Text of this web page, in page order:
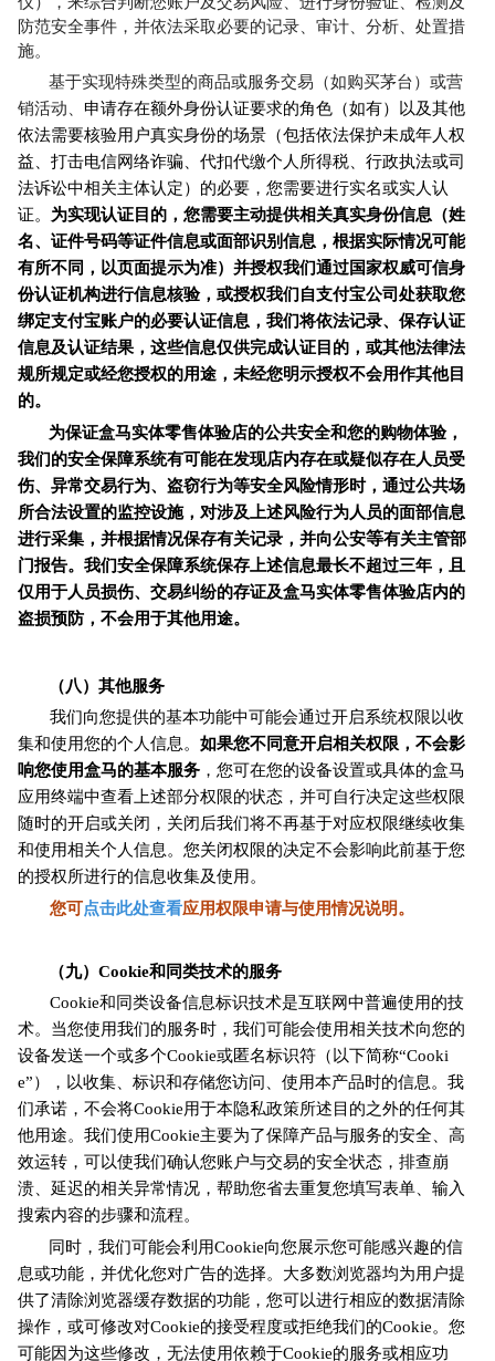
防范安全事件，并依法采取必要的记录、审计、分析、处置措
施。
基于实现特殊类型的商品或服务交易（如购买茅台）或营
销活动、 申请存在额外身份认证要求的角色（如有）以及其他
依法需要核验用户真实身份的场景（包括依法保护未成年人权
益、打击电信网络诈骗、代扣代缴个人所得税、行政执法或司
法诉讼中相关主体认定）的必要，您需要进行实名或实人认
证。 为实现认证目的，您需要主动提供相关真实身份信息（姓
名、证件号码等证件信息或面部识别信息，根据实际情况可能
有所不同，以页面提示为准）并授权我们通过国家权威可信身
份认证机构进行信息核验，或授权我们自支付宝公司处获取您
绑定支付宝账户的必要认证信息，我们将依法记录、保存认证
信息及认证结果，这些信息仅供完成认证目的，或其他法律法
规所规定或经您授权的用途，未经您明示授权不会用作其他目
的。
为保证盒马实体零售体验店的公共安全和您的购物体验，
我们的安全保障系统有可能在发现店内存在或疑似存在人员受
伤、异常交易行为、盗窃行为等安全风险情形时，通过公共场
所合法设置的监控设施，对涉及上述风险行为人员的面部信息
进行采集，并根据情况保存有关记录，并向公安等有关主管部
门报告。我们安全保障系统保存上述信息最长不超过三年，且
仅用于人员损伤、交易纠纷的存证及盒马实体零售体验店内的
盗损预防，不会用于其他用途。
（八）其他服务
我们向您提供的基本功能中可能会通过开启系统权限以收
集和使用您的个人信息。 如果您不同意开启相关权限，不会影
响您使用盒马的基本服务 ，您可在您的设备设置或具体的盒马
应用终端中查看上述部分权限的状态，并可自行决定这些权限
随时的开启或关闭，关闭后我们将不再基于对应权限继续收集
和使用相关个人信息。您关闭权限的决定不会影响此前基于您
的授权所进行的信息收集及使用。
您可点击此处查看应用权限申请与使用情况说明。
（九）Cookie和同类技术的服务
Cookie和同类设备信息标识技术是互联网中普遍使用的技
术。当您使用我们的服务时，我们可能会使用相关技术向您的
设备发送一个或多个Cookie或匿名标识符（以下简称“Cooki
e”），以收集、标识和存储您访问、使用本产品时的信息。我
们承诺，不会将Cookie用于本隐私政策所述目的之外的任何其
他用途。我们使用Cookie主要为了保障产品与服务的安全、高
效运转，可以使我们确认您账户与交易的安全状态，排查崩
溃、延迟的相关异常情况，帮助您省去重复您填写表单、输入
搜索内容的步骤和流程。
同时，我们可能会利用Cookie向您展示您可能感兴趣的信
息或功能，并优化您对广告的选择。大多数浏览器均为用户提
供了清除浏览器缓存数据的功能，您可以进行相应的数据清除
操作，或可修改对Cookie的接受程度或拒绝我们的Cookie。您
可能因为这些修改，无法使用依赖于Cookie的服务或相应功